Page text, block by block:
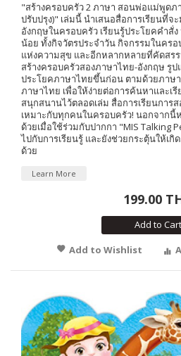
"สร้างครอบครัว 2 ภาษา สอนพ่อแม่พูด
ปรับปรุง)" เล่มนี้ นำเสนอสื่อการเรียนที่จ
อังกฤษในครอบครัว เรียนรู้ประโยคคำสั่
น้อย ทั้งกิจวัตรประจำวัน กิจกรรมในคร
แห่งความสุข และอีกหลากหลายที่คัดสร
สร้างครอบครัวสองภาษาไทย-อังกฤษ รู
ประโยคภาษาไทยขึ้นก่อน ตามด้วยภาษ
ภาษาไทย เพื่อให้ง่ายต่อการค้นหาและเ
สนุกสนานไว้ตลอดเล่ม สื่อการเรียนการ
เหมาะกับทุกคนในครอบครัว! นอกจากนี้
ด้วยเมื่อใช้ร่วมกับปากกา "MIS Talking
ไปกับการเรียนรู้ และยังช่วยกระตุ้นให้เกิ
ด้วย
Learn More
199.00
Add to Cart
Add to Wishlist